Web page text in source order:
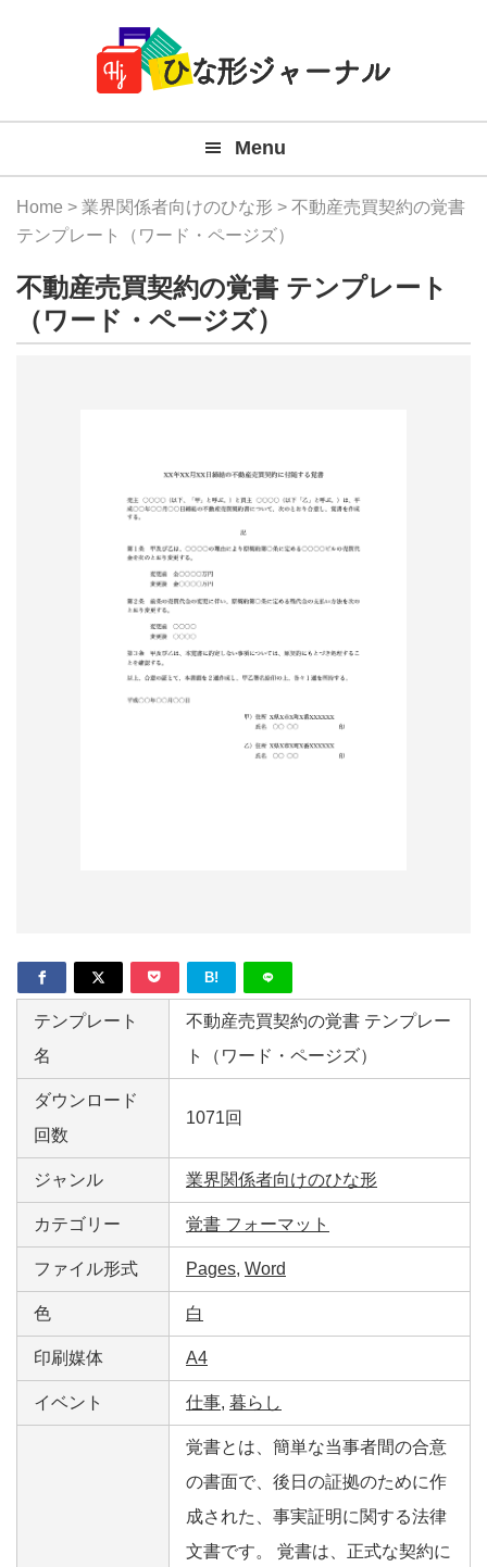
Navigation
料
テ
プ
ー
Menu
Home > 業界関係者向けのひな形 > 不動産売買契約の覚書
テンプレート（ワード・ページズ）
不動産売買契約の覚書 テンプレート
（ワード・ページズ）
B!
テンプレート
名
不動産売買契約の覚書 テンプレー
ト（ワード・ページズ）
ダウンロード
回数
1071回
ジャンル 業界関係者向けのひな形
カテゴリー 覚書 フォーマット
ファイル形式 Pages, Word
色 白
印刷媒体 A4
イベント 仕事, 暮らし
覚書とは、簡単な当事者間の合意
の書面で、後日の証拠のために作
成された、事実証明に関する法律
文書です。 覚書は、正式な契約に